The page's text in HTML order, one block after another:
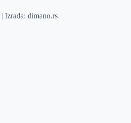
| Izrada:dimano.rs